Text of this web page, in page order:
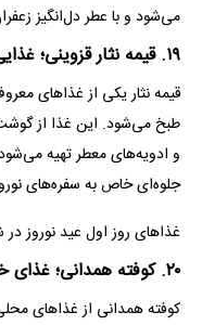
می‌شود و با عطر دل‌انگیز
۱۹. قیمه نثار قزوینی؛ غذایی مجلسی و خاص
قیمه نثار یکی از غذا‌های
طبخ می‌شود. این غذا از
و ادویه‌های معطر تهیه
جلوه‌ای خاص به سفره‌های
غذا‌های روز اول عید نوروز
۲۰. کوفته همدانی؛ غذای خوشمزه و نماد شانس
کوفته همدانی از غذا‌های